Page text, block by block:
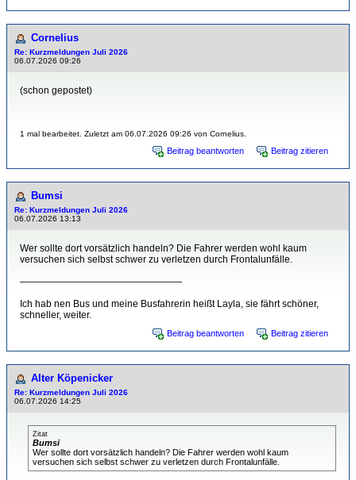
Cornelius
Re: Kurzmeldungen Juli 2026
06.07.2026 09:26
(schon gepostet)
1 mal bearbeitet. Zuletzt am 06.07.2026 09:26 von Cornelius.
Beitrag beantworten Beitrag zitieren
Bumsi
Re: Kurzmeldungen Juli 2026
06.07.2026 13:13
Wer sollte dort vorsätzlich handeln? Die Fahrer werden wohl kaum
versuchen sich selbst schwer zu verletzen durch Frontalunfälle.
—————————————————
Ich hab nen Bus und meine Busfahrerin heißt Layla, sie fährt schöner,
schneller, weiter.
Beitrag beantworten Beitrag zitieren
Alter Köpenicker
Re: Kurzmeldungen Juli 2026
06.07.2026 14:25
Zitat
Bumsi
Wer sollte dort vorsätzlich handeln? Die Fahrer werden wohl kaum
versuchen sich selbst schwer zu verletzen durch Frontalunfälle.